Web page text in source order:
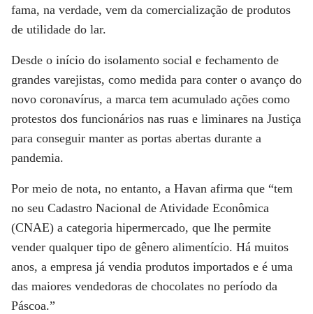
fama, na verdade, vem da comercialização de produtos
de utilidade do lar.
Desde o início do isolamento social e fechamento de
grandes varejistas, como medida para conter o avanço do
novo coronavírus, a marca tem acumulado ações como
protestos dos funcionários nas ruas e liminares na Justiça
para conseguir manter as portas abertas durante a
pandemia.
Por meio de nota, no entanto, a Havan afirma que “tem
no seu Cadastro Nacional de Atividade Econômica
(CNAE) a categoria hipermercado, que lhe permite
vender qualquer tipo de gênero alimentício. Há muitos
anos, a empresa já vendia produtos importados e é uma
das maiores vendedoras de chocolates no período da
Páscoa.”